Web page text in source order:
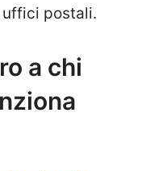
postali.
a chi